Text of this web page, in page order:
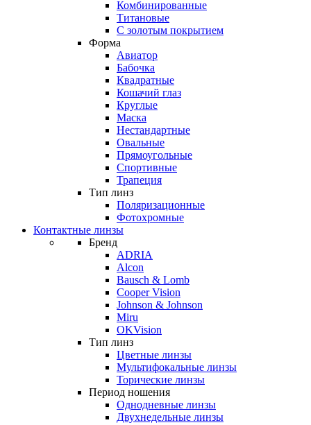
Комбинированные
Титановые
С золотым покрытием
Форма
Авиатор
Бабочка
Квадратные
Кошачий глаз
Круглые
Маска
Нестандартные
Овальные
Прямоугольные
Спортивные
Трапеция
Тип линз
Поляризационные
Фотохромные
Контактные линзы
Бренд
ADRIA
Alcon
Bausch & Lomb
Cooper Vision
Johnson & Johnson
Miru
OKVision
Тип линз
Цветные линзы
Мультифокальные линзы
Торические линзы
Период ношения
Однодневные линзы
Двухнедельные линзы